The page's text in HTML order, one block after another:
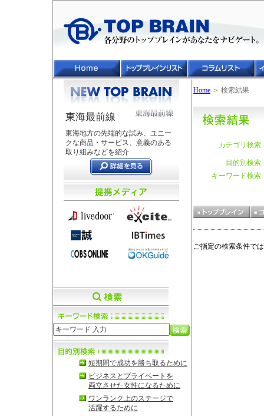
東海最前線
東海地方の先端的な試み、ユニー
クな商品・サービス、意義のある
取り組みなどを紹介
短期間で成功を勝ち取るために
ビジネスとプライベートを
両立させた女性になるために
ワンランク上のステージで
活躍するために
Home ＞ 検索結果
カテゴリ検索
目的別検索
キーワード検索
ご指定の検索条件で